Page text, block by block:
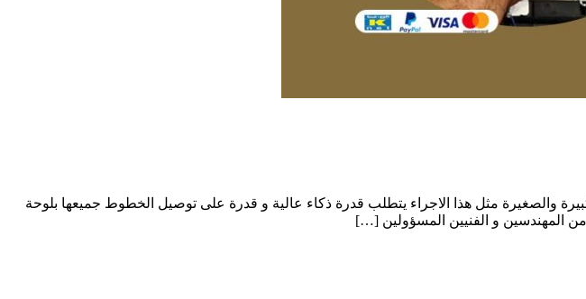
والصغيرة مثل هذا الاجراء يتطلب قدرة ذكاء عالية و قدرة على توصيل الخطوط جميعها بلوحة
المهندسين و الفنيين المسؤولين […]